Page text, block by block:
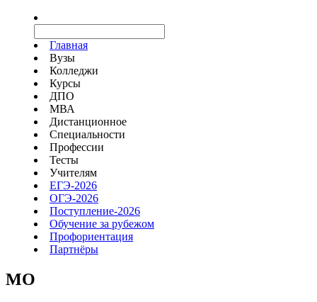
Главная
Вузы
Колледжи
Курсы
ДПО
МВА
Дистанционное
Специальности
Профессии
Тесты
Учителям
ЕГЭ-2026
ОГЭ-2026
Поступление-2026
Обучение за рубежом
Профориентация
Партнёры
MO